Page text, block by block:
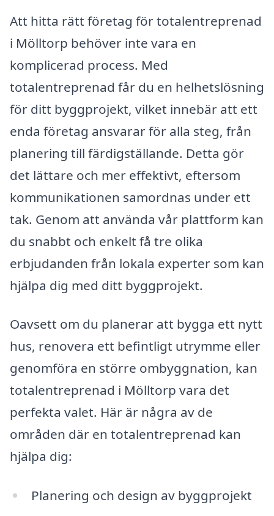
Att hitta rätt företag för totalentreprenad
i Mölltorp behöver inte vara en
komplicerad process. Med
totalentreprenad får du en helhetslösning
för ditt byggprojekt, vilket innebär att ett
enda företag ansvarar för alla steg, från
planering till färdigställande. Detta gör
det lättare och mer effektivt, eftersom
kommunikationen samordnas under ett
tak. Genom att använda vår plattform kan
du snabbt och enkelt få tre olika
erbjudanden från lokala experter som kan
hjälpa dig med ditt byggprojekt.
Oavsett om du planerar att bygga ett nytt
hus, renovera ett befintligt utrymme eller
genomföra en större ombyggnation, kan
totalentreprenad i Mölltorp vara det
perfekta valet. Här är några av de
områden där en totalentreprenad kan
hjälpa dig:
Planering och design av byggprojekt